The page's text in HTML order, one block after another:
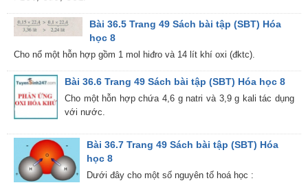
Bài 36.5 Trang 49 Sách bài tập (SBT) Hóa
học 8
Cho nổ một hỗn hợp gồm 1 mol hiđro và 14 lít khí oxi (đktc).
Bài 36.6 Trang 49 Sách bài tập (SBT) Hóa học 8
Cho một hỗn hợp chứa 4,6 g natri và 3,9 g kali tác dụng
với nước.
Bài 36.7 Trang 49 Sách bài tập (SBT) Hóa
học 8
Dưới đây cho một số nguyên tố hoá học :